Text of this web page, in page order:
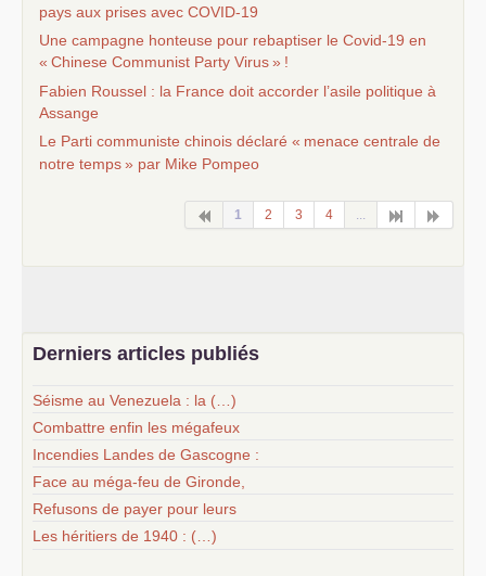
pays aux prises avec COVID-19
Une campagne honteuse pour rebaptiser le Covid-19 en
« Chinese Communist Party Virus» !
Fabien Roussel : la France doit accorder l’asile politique à
Assange
Le Parti communiste chinois déclaré « menace centrale de
notre temps» par Mike Pompeo
1 2 3 4 ...
Derniers articles publiés
Séisme au Venezuela : la (…)
Combattre enfin les mégafeux
Incendies Landes de Gascogne :
Face au méga-feu de Gironde,
Refusons de payer pour leurs
Les héritiers de 1940 : (…)